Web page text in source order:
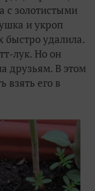
с золотистыми
и укроп
быстро удалила.
лук. Но он
друзьям. В этом
взять его в